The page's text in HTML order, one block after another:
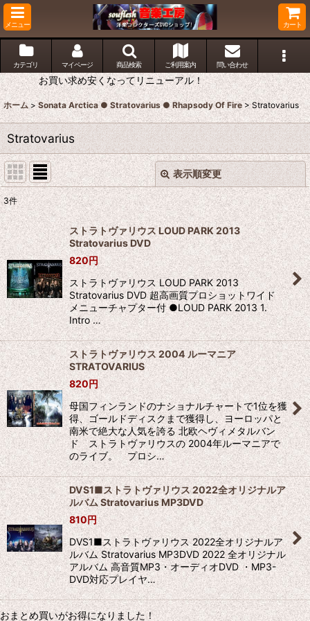
メニュー カート
カテゴリ マイページ 商品検索 ご利用案内 問い合わせ
お買い求め安くなってリニューアル！
ホーム > Sonata Arctica ● Stratovarius ● Rhapsody Of Fire > Stratovarius
Stratovarius
表示順変更
表示数:
並び順:
絞り込む
閉じる
3件
ストラトヴァリウス LOUD PARK 2013
Stratovarius DVD
820円
ストラトヴァリウス LOUD PARK 2013
Stratovarius DVD 超高画質プロショットワイド
メニューチャプター付 ●LOUD PARK 2013 1.
Intro …
ストラトヴァリウス 2004 ルーマニア
STRATOVARIUS
820円
母国フィンランドのナショナルチャートで1位を獲
得、ゴールドディスクまで獲得し、ヨーロッパと
南米で絶大な人気を誇る 北欧ヘヴィメタルバン
ド ストラトヴァリウスの 2004年ルーマニアで
のライブ。 プロシ…
DVS1■ストラトヴァリウス 2022全オリジナルア
ルバム Stratovarius MP3DVD
810円
DVS1■ストラトヴァリウス 2022全オリジナルア
ルバム Stratovarius MP3DVD 2022 全オリジナル
アルバム 高音質MP3・オーディオDVD ・MP3-
DVD対応プレイヤ…
おまとめ買いがお得になりました！